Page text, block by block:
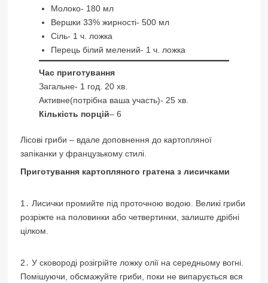
Молоко- 180 мл
Вершки 33% жирності- 500 мл
Сіль- 1 ч. ложка
Перець білий мелений- 1 ч. ложка
Час приготування
Загальне- 1 год. 20 хв.
Активне(потрібна ваша участь)- 25 хв.
Кількість порцій– 6
Лісові гриби – вдале доповнення до картопляної
запіканки у французькому стилі.
Приготування картопляного гратена з лисичками
1․ Лисички промийте під проточною водою. Великі гриби
розріжте на половинки або четвертинки, залиште дрібні
цілком.
2․ У сковороді розігрійте ложку олії на середньому вогні.
Помішуючи, обсмажуйте гриби, поки не випарується вся